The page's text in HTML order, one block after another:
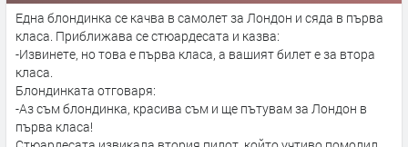
Една блондинка се качва в самолет за Лондон и сяда в първа
класа. Приближава се стюардесата и казва:
-Извинете, но това е първа класа, а вашият билет е за втора
класа.
Блондинката отговаря:
-Аз съм блондинка, красива съм и ще пътувам за Лондон в
първа класа!